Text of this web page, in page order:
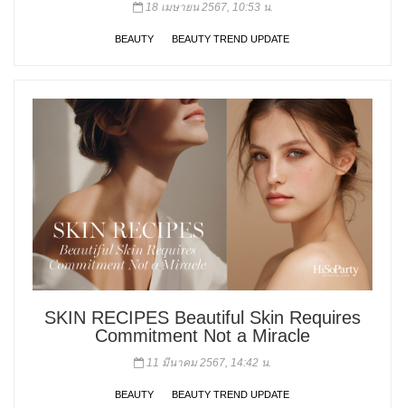
18 เมษายน 2567, 10:53 น.
BEAUTY BEAUTY TREND UPDATE
SKIN RECIPES Beautiful Skin Requires
Commitment Not a Miracle
11 มีนาคม 2567, 14:42 น.
BEAUTY BEAUTY TREND UPDATE